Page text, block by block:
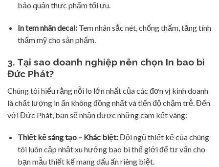
bảo quản thực phẩm tối ưu.
In tem nhãn decal:Tem nhãn sắc nét, chống thấm, tăng tính
thẩm mỹ cho sản phẩm.
3. Tại sao doanh nghiệp nên chọn In bao bì
Đức Phát?
Chúng tôi hiểu rằng nỗi lo lớn nhất của các đơn vị kinh doanh
là chất lượng in ấn không đồng nhất và tiến độ chậm trễ. Đến
với Đức Phát, bạn sẽ nhận được những cam kết vàng:
Thiết kế sáng tạo – Khác biệt:Đội ngũ thiết kế của chúng
tôi luôn cập nhật xu hướng bao bì thế giới để tư vấn cho
bạn mẫu thiết kế mang dấu ấn riêng biệt.